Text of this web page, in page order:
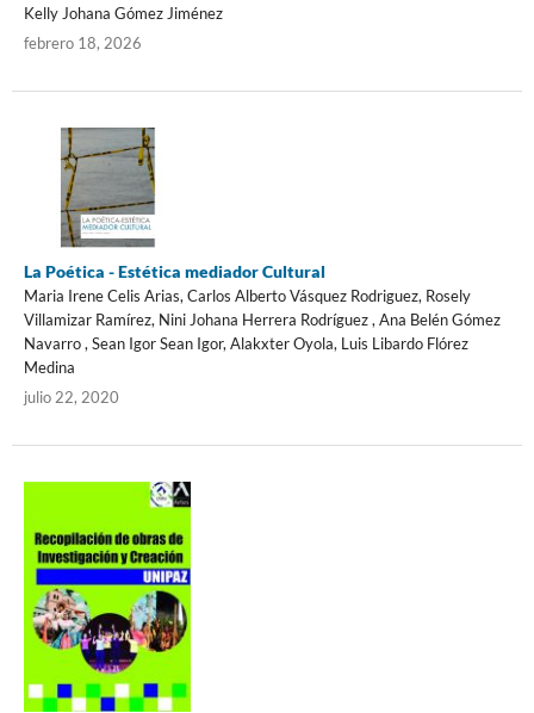
Kelly Johana Gómez Jiménez
febrero 18, 2026
La Poética - Estética mediador Cultural
Maria Irene Celis Arias, Carlos Alberto Vásquez Rodriguez, Rosely
Villamizar Ramírez, Nini Johana Herrera Rodríguez , Ana Belén Gómez
Navarro , Sean Igor Sean Igor, Alakxter Oyola, Luis Libardo Flórez
Medina
julio 22, 2020